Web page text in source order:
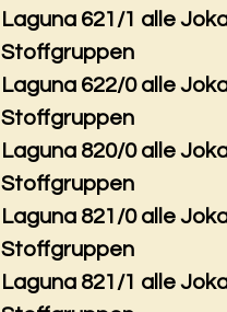
Laguna 621/1 alle
Stoffgruppen
Laguna 622/0 alle
Stoffgruppen
Laguna 820/0 alle
Stoffgruppen
Laguna 821/0 alle
Stoffgruppen
Laguna 821/1 alle